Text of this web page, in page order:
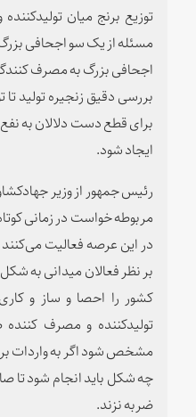
توزیع برنج میان
مسئله از یک سو اجحافی بزرگ
اجحافی بزرگ به مصرف
بررسی دقیق زنجیره تولید
برای قطع دست دلالان به
ایجاد شود.
رئیس جمهور از وزیر
مربوطه خواست در زمانی
در این عرصه فعالیت می‌کنند
بر نظر فعالان میدانی به شکل
کشور را احصا و ساز و
تولیدکننده و مصرف
مشخص شود اگر به واردات
چه شکل باید انجام شود تا
ضربه نزند.